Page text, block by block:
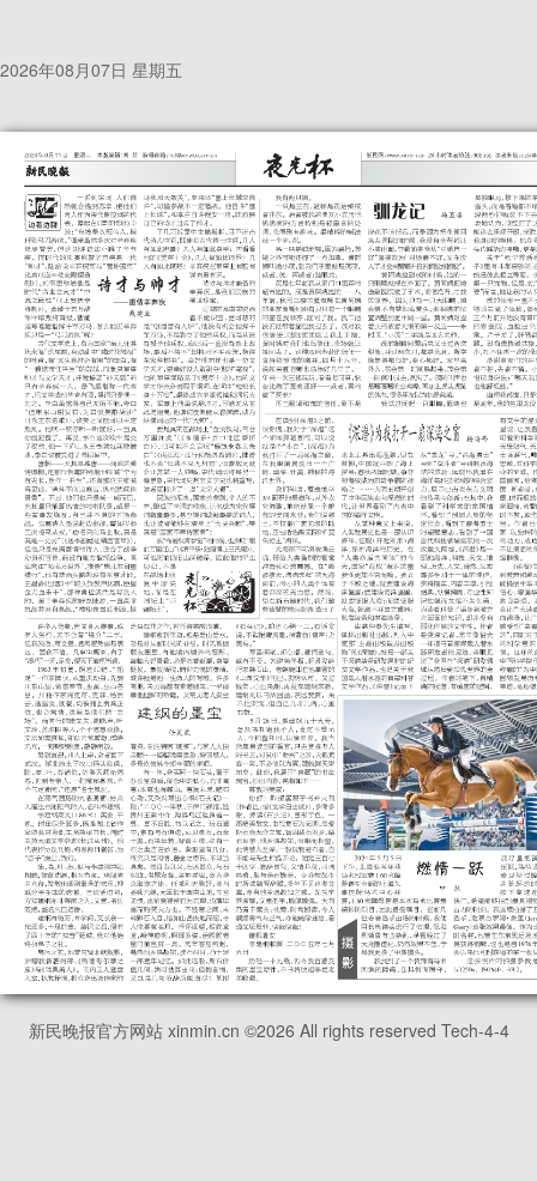
2026年08月07日 星期五
新民晚报官方网站 xinmin.cn ©2026 All rights reserved Tech-4-4